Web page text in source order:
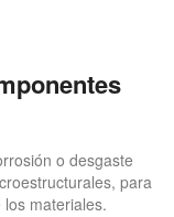
o desgaste
para
materiales.